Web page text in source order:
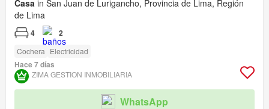
Casa in San Juan de Lurigancho, Provincia de Lima, Región
de Lima
4 2
Cochera Electricidad
Hace 7 días
ZIMA GESTION INMOBILIARIA
WhatsApp